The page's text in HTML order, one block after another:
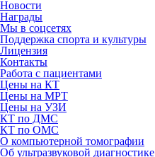
Новости
Награды
Мы в соцсетях
Поддержка спорта и культуры
Лицензия
Контакты
Работа с пациентами
Цены на КТ
Цены на МРТ
Цены на УЗИ
КТ по ДМС
КТ по ОМС
О компьютерной томографии
Об ультразвуковой диагностике